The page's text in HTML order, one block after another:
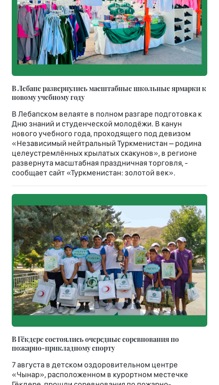
В Лебапе развернулись масштабные школьные ярмарки к
новому учебному году
В Лебапском велаяте в полном разгаре подготовка к
Дню знаний и студенческой молодёжи. В канун
нового учебного года, проходящего под девизом
«Независимый нейтральный Туркменистан – родина
целеустремлённых крылатых скакунов», в регионе
развернута масштабная праздничная торговля, -
сообщает сайт «Туркменистан: золотой век».
В Гёкдере состоялись очередные соревнования по
пожарно-прикладному спорту
7 августа в детском оздоровительном центре
«Чынар», расположенном в курортном местечке